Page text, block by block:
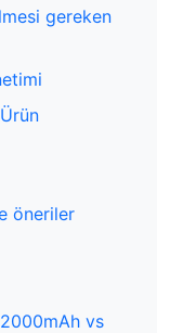
gereken
öneriler
vs